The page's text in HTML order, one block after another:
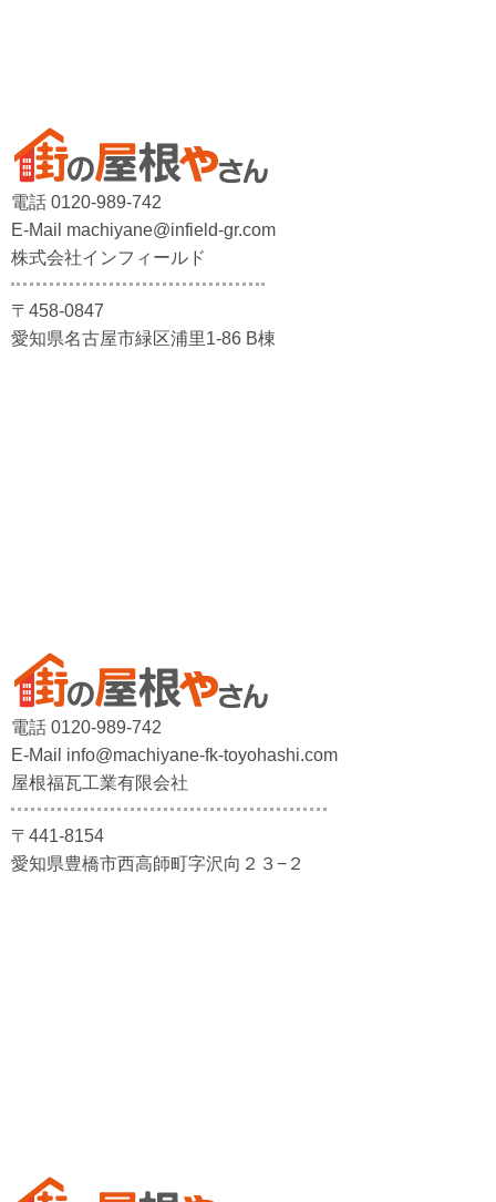
電話 0120-989-742
E-Mail machiyane@infield-gr.com
株式会社インフィールド
〒458-0847
愛知県名古屋市緑区浦里1-86 B棟
電話 0120-989-742
E-Mail info@machiyane-fk-toyohashi.com
屋根福瓦工業有限会社
〒441-8154
愛知県豊橋市西高師町字沢向２３−２